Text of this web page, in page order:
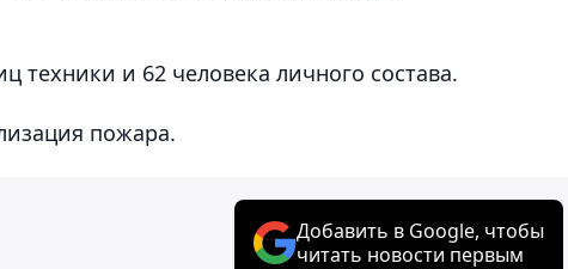
техники и 62 человека личного состава.
пожара.
Добавить в Google, чтобы
читать новости первым